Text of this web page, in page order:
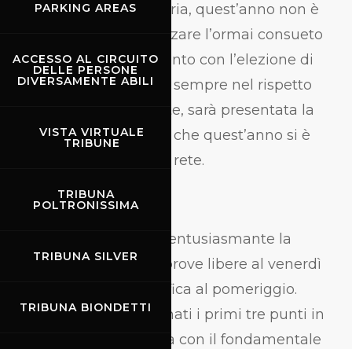
PARKING AREAS
ACCESSO AL CIRCUITO
DELLE PERSONE
DIVERSAMENTE ABILI
VISTA VIRTUALE
TRIBUNE
TRIBUNA
POLTRONISSIMA
TRIBUNA SILVER
TRIBUNA BIONDETTI
dalla situazione sanitaria, quest’anno non è
stato possibile organizzare l’ormai consueto
ed iconico appuntamento con l’elezione di
Miss Race; comunque, sempre nel rispetto
della normativa vigente, sarà presentata la
vincitrice del concorso che quest’anno si è
svolto, virtualmente in rete.
Dunlop cup
Risulta ben rodata ed entusiasmante la
formula che prevede prove libere al venerdì
mattina e prima qualifica al pomeriggio.
Saranno invece assegnati i primi tre punti in
palio al sabato mattina con il fondamentale